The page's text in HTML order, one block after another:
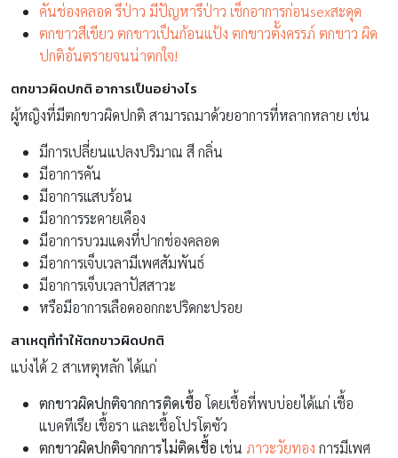
คันช่องคลอด รึป่าว มีปัญหารึป่าว เช็กอาการก่อนsexสะดุด
ตกขาวสีเขียว ตกขาวเป็นก้อนแป้ง ตกขาวตั้งครรภ์ ตกขาว ผิด
ปกติอันตรายจนน่าตกใจ!
ตกขาวผิดปกติ อาการเป็นอย่างไร
ผู้หญิงที่มีตกขาวผิดปกติ สามารถมาด้วยอาการที่หลากหลาย เช่น
มีการเปลี่ยนแปลงปริมาณ สี กลิ่น
มีอาการคัน
มีอาการแสบร้อน
มีอาการระคายเคือง
มีอาการบวมแดงที่ปากช่องคลอด
มีอาการเจ็บเวลามีเพศสัมพันธ์
มีอาการเจ็บเวลาปัสสาวะ
หรือมีอาการเลือดออกกะปริดกะปรอย
สาเหตุที่ทำให้ตกขาวผิดปกติ
แบ่งได้ 2 สาเหตุหลัก ได้แก่
ตกขาวผิดปกติจากการติดเชื้อ โดยเชื้อที่พบบ่อยได้แก่ เชื้อ
แบคทีเรีย เชื้อรา และเชื้อโปรโตซัว
ตกขาวผิดปกติจากการไม่ติดเชื้อ เช่น ภาวะวัยทอง การมีเพศ